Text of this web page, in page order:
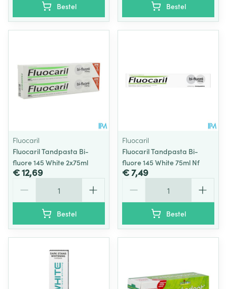
Bestel Bestel
Fluocaril
Fluocaril Tandpasta Bi-
fluore 145 White 2x75ml
€ 12,69
Bestel
Fluocaril
Fluocaril Tandpasta Bi-
fluore 145 White 75ml Nf
€ 7,49
Bestel